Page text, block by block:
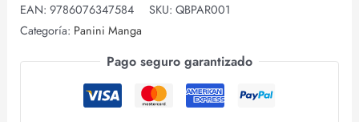
EAN: 9786076347584 SKU: QBPAR001
Categoría: Panini Manga
Pago seguro garantizado